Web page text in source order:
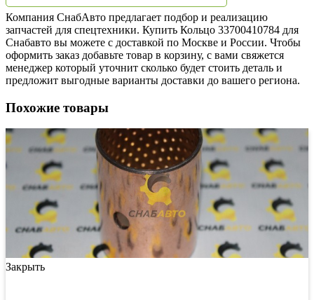
Компания СнабАвто предлагает подбор и реализацию
запчастей для спецтехники. Купить Кольцо 33700410784 для
Снабавто вы можете с доставкой по Москве и России. Чтобы
оформить заказ добавьте товар в корзину, с вами свяжется
менеджер который уточнит сколько будет стоить деталь и
предложит выгодные варианты доставки до вашего региона.
Похожие товары
Закрыть